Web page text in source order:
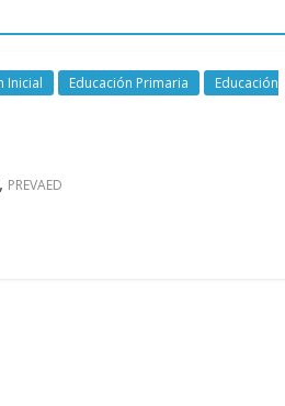
Inicial Educación Primaria
Educación
, PREVAED